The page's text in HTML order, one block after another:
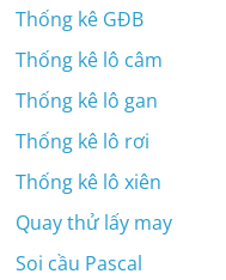
Thống kê GĐB
Thống kê lô câm
Thống kê lô gan
Thống kê lô rơi
Thống kê lô xiên
Quay thử lấy may
Soi cầu Pascal